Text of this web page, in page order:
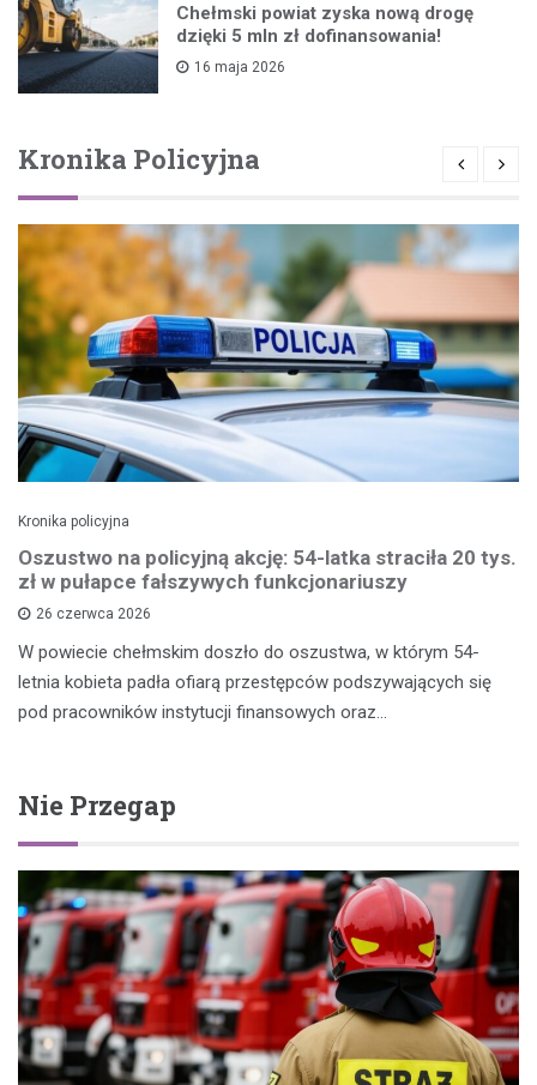
Chełmski powiat zyska nową drogę
dzięki 5 mln zł dofinansowania!
16 maja 2026
Kronika Policyjna
Kronika policyjna
Oszustwo na policyjną akcję: 54-latka straciła 20 tys.
zł w pułapce fałszywych funkcjonariuszy
26 czerwca 2026
W powiecie chełmskim doszło do oszustwa, w którym 54-
letnia kobieta padła ofiarą przestępców podszywających się
pod pracowników instytucji finansowych oraz…
Nie Przegap